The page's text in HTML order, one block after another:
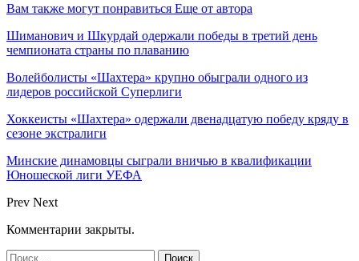
Вам также могут понравиться Еще от автора
Шиманович и Шкурдай одержали победы в третий день
чемпионата страны по плаванию
Волейболисты «Шахтера» крупно обыграли одного из
лидеров российской Суперлиги
Хоккеисты «Шахтера» одержали двенадцатую победу кряду в
сезоне экстралиги
Минские динамовцы сыграли вничью в квалификации
Юношеской лиги УЕФА
Prev Next
Комментарии закрыты.